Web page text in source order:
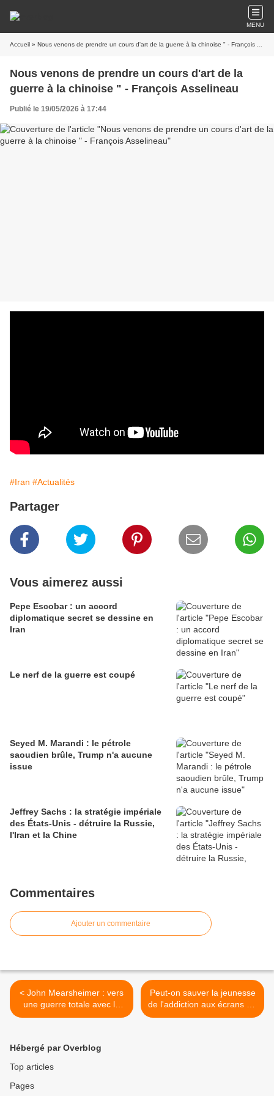
MENU
Accueil » Nous venons de prendre un cours d'art de la guerre à la chinoise " - François Asselineau
Nous venons de prendre un cours d'art de la
guerre à la chinoise " - François Asselineau
Publié le 19/05/2026 à 17:44
#Iran #Actualités
Partager
Vous aimerez aussi
Pepe Escobar : un accord
diplomatique secret se dessine en
Iran
Le nerf de la guerre est coupé
Seyed M. Marandi : le pétrole
saoudien brûle, Trump n'a aucune
issue
Jeffrey Sachs : la stratégie impériale
des États-Unis - détruire la Russie,
l'Iran et la Chine
Commentaires
Ajouter un commentaire
< John Mearsheimer : vers
une guerre totale avec la
Russie et l'Iran
Peut-on sauver la jeunesse
de l'addiction aux écrans ? -
Valérie d'Aubigny >
Hébergé par Overblog
Top articles
Pages